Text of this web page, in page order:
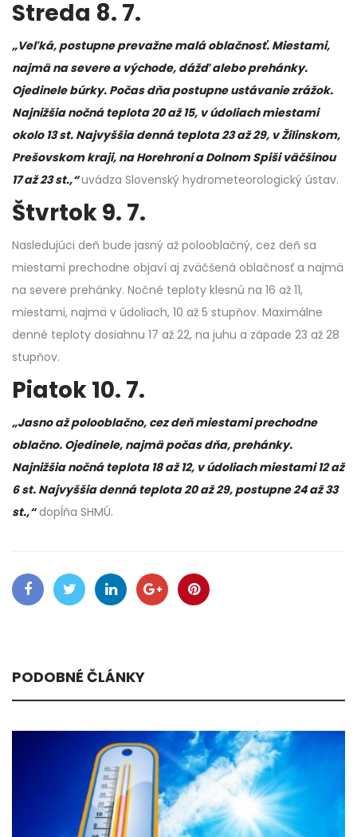
Streda 8. 7.
„Veľká, postupne prevažne malá oblačnosť. Miestami,
najmä na severe a východe, dážď alebo prehánky.
Ojedinele búrky. Počas dňa postupne ustávanie zrážok.
Najnižšia nočná teplota 20 až 15, v údoliach miestami
okolo 13 st. Najvyššia denná teplota 23 až 29, v Žilinskom,
Prešovskom kraji, na Horehroní a Dolnom Spiši väčšinou
17 až 23 st.,“uvádza Slovenský hydrometeorologický ústav.
Štvrtok 9. 7.
Nasledujúci deň bude jasný až polooblačný, cez deň sa
miestami prechodne objaví aj zväčšená oblačnosť a najmä
na severe prehánky. Nočné teploty klesnú na 16 až 11,
miestami, najmä v údoliach, 10 až 5 stupňov. Maximálne
denné teploty dosiahnu 17 až 22, na juhu a západe 23 až 28
stupňov.
Piatok 10. 7.
„Jasno až polooblačno, cez deň miestami prechodne
oblačno. Ojedinele, najmä počas dňa, prehánky.
Najnižšia nočná teplota 18 až 12, v údoliach miestami 12 až
6 st. Najvyššia denná teplota 20 až 29, postupne 24 až 33
st.,“dopĺňa SHMÚ.
PODOBNÉ ČLÁNKY